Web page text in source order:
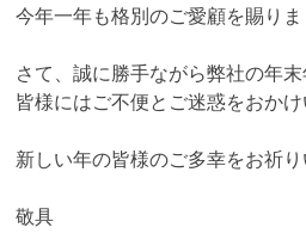
今年一年も格別のご愛顧を賜り
さて、誠に勝手ながら弊社の年
皆様にはご不便とご迷惑をおか
新しい年の皆様のご多幸をお祈り
敬具